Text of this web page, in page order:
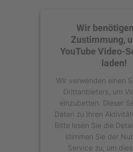
Wir
Zustimmung,
YouTube Video-
laden!
Wir verwenden einen
Drittanbieters, um
einzubetten. Dieser
Daten zu Ihren
Bitte lesen Sie die
stimmen Sie der
Service zu, um